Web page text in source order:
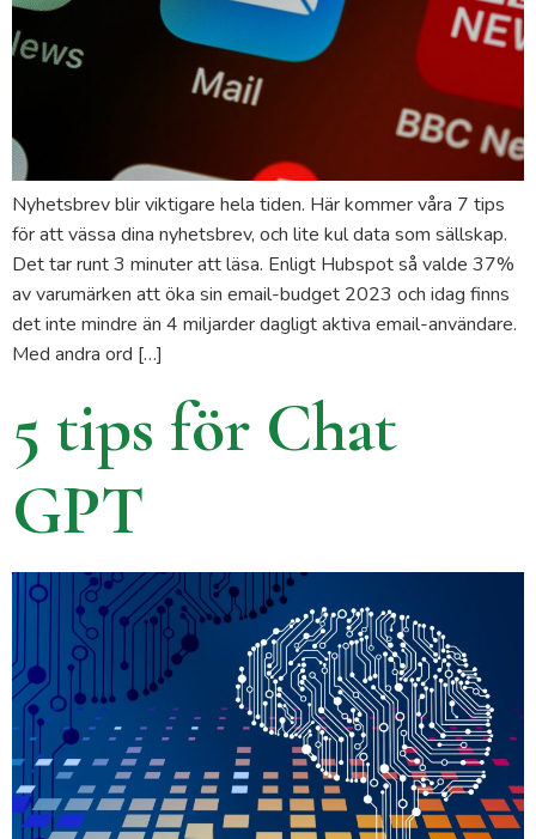
Nyhetsbrev blir viktigare hela tiden. Här kommer våra 7 tips
för att vässa dina nyhetsbrev, och lite kul data som sällskap.
Det tar runt 3 minuter att läsa. Enligt Hubspot så valde 37%
av varumärken att öka sin email-budget 2023 och idag finns
det inte mindre än 4 miljarder dagligt aktiva email-användare.
Med andra ord […]
5 tips för Chat
GPT